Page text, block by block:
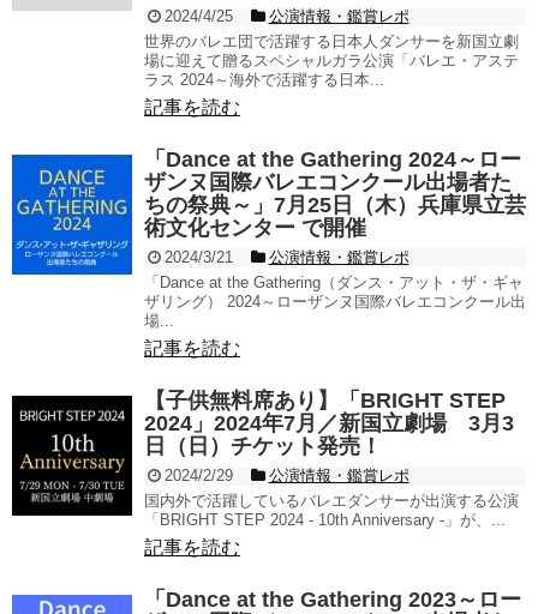
2024/4/25
公演情報・鑑賞レポ
世界のバレエ団で活躍する日本人ダンサーを新国立劇
場に迎えて贈るスペシャルガラ公演「バレエ・アステ
ラス 2024～海外で活躍する日本...
記事を読む
「Dance at the Gathering 2024～ロー
ザンヌ国際バレエコンクール出場者た
ちの祭典～」7月25日（木）兵庫県立芸
術文化センター で開催
2024/3/21
公演情報・鑑賞レポ
「Dance at the Gathering（ダンス・アット・ザ・ギャ
ザリング） 2024～ローザンヌ国際バレエコンクール出
場...
記事を読む
【子供無料席あり】「BRIGHT STEP
2024」2024年7月／新国立劇場 3月3
日（日）チケット発売！
2024/2/29
公演情報・鑑賞レポ
国内外で活躍しているバレエダンサーが出演する公演
「BRIGHT STEP 2024 - 10th Anniversary -」が、...
記事を読む
「Dance at the Gathering 2023～ロー